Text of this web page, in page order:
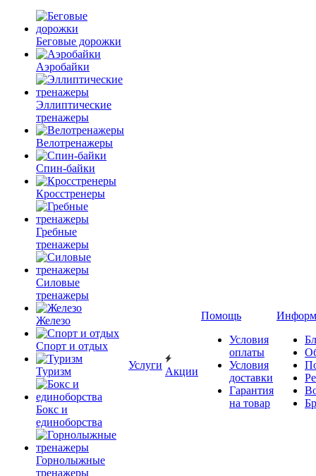
Беговые дорожки
Аэробайки
Эллиптические
тренажеры
Велотренажеры
Спин-байки
Кросстренеры
Гребные
тренажеры
Силовые
тренажеры
Железо
Спорт и отдых
Туризм
Бокс и
единоборства
Горнолыжные
тренажеры
Услуги
Акции
Помощь
Условия
оплаты
Условия
доставки
Гарантия
на товар